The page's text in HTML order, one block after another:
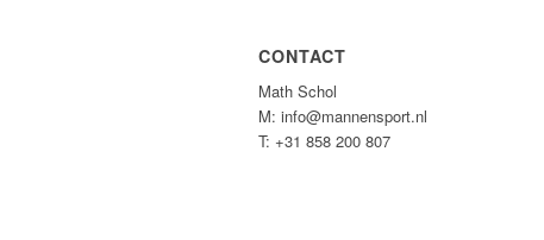
CONTACT
Math Schol
M: info@mannensport.nl
T: +31 858 200 807